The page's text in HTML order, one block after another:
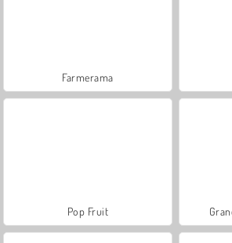
Farmerama
Pop Fruit